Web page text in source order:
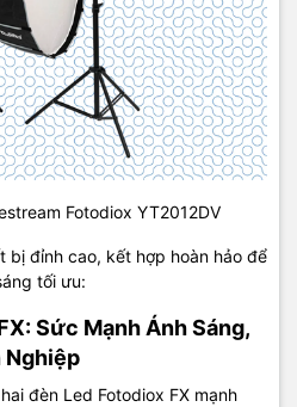
Fotodiox YT2012DV
bị đỉnh cao, kết hợp hoàn hảo để
tối ưu:
Sức Mạnh Ánh Sáng,
Nghiệp
đèn Led Fotodiox FX mạnh